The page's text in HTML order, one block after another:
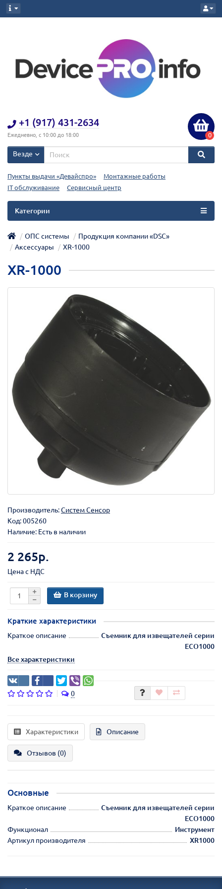
+1 (917) 431-2634
Ежедневно, с 10:00 до 18:00 0
Везде
Пункты выдачи «Девайспро»
Монтажные работы
IT обслуживание
Сервисный центр
Категории
ОПС системы
Продукция компании «DSC»
Аксессуары
XR-1000
XR-1000
Производитель:Систем Сенсор
Код:005260
Наличие: Есть в наличии
2 265р.
Цена с НДС
В корзину
Краткие характеристики
Краткое описание
Съемник для извещателей серии
ECO1000
Все характеристики
0
Характеристики Описание
Отзывов (0)
Основные
Краткое описание
Съемник для извещателей серии
ECO1000
Функционал
Инструмент
Артикул производителя
XR1000